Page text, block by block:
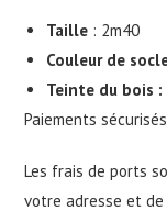
Taille : 2m40
Couleur de
Teinte du bois :
Paiements
Les frais de ports
votre adresse et